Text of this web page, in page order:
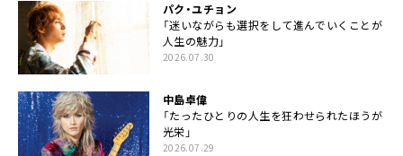
パク・ユチョン
「迷いながらも選択をして進んでいくことが
人生の魅力」
2026.07.30
中島卓偉
「たったひとりの人生を狂わせられたほうが
光栄」
2026.07.29